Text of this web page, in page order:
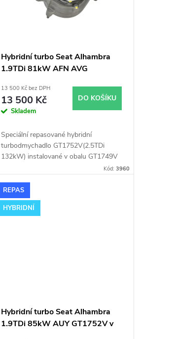
Hybridní turbo Seat Alhambra
1.9TDi 81kW AFN AVG
13 500 Kč bez DPH
13 500 Kč
Skladem
DO KOŠÍKU
Speciální repasované hybridní
turbodmychadlo GT1752V(2.5TDi
132kW) instalované v obalu GT1749V
(pro motory TDi 66-85KW). Vhodné
např. chiptuning. Pro vůz Seat
Alhambra 1.9TDi 81kW AFN AVG.
Kód: 3960
REPAS
HYBRIDNÍ
Hybridní turbo Seat Alhambra
1.9TDi 85kW AUY GT1752V v